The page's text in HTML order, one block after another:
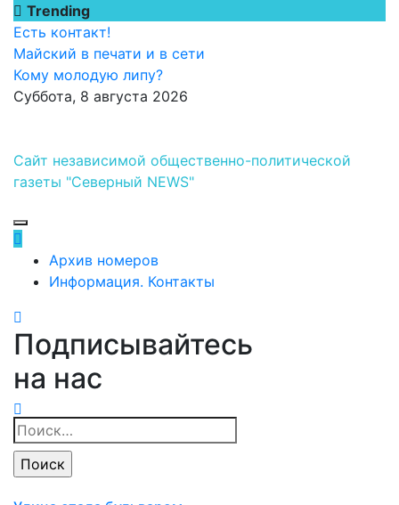
Перейти
содержимому
Trending
Есть контакт!
Майский в печати и в сети
Кому молодую липу?
Суббота, 8 августа 2026
Сайт независимой общественно-политической
газеты "Северный NEWS"
Архив номеров
Информация. Контакты
Подписывайтесь
на нас
Найти: